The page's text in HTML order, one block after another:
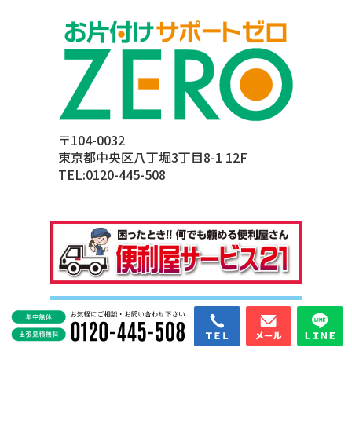
〒104-0032
東京都中央区八丁堀3丁目8-1 12F
TEL:0120-445-508